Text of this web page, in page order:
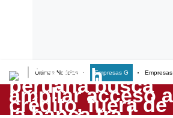
Últimas Noticias Empresas G Empresas
Lo último
Peru Quiosco